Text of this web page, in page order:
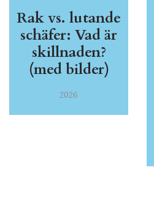
Rak vs. lutande
schäfer: Vad är
skillnaden?
(med bilder)
2026